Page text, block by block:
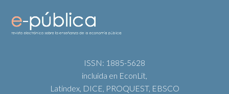
ISSN: 1885-5628
incluida en EconLit,
Latindex, DICE, PROQUEST, EBSCO